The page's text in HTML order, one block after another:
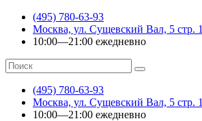
(495) 780-63-93
Москва, ул. Сущевский Вал, 5 стр. 1
10:00—21:00 ежедневно
(495) 780-63-93
Москва, ул. Сущевский Вал, 5 стр. 1
10:00—21:00 ежедневно